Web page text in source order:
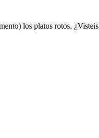
los platos rotos. ¿Visteis